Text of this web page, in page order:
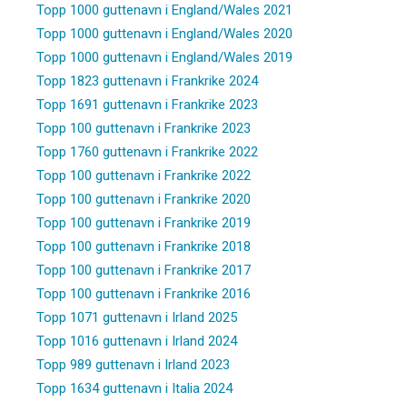
Topp 1000 guttenavn i England/Wales 2021
Topp 1000 guttenavn i England/Wales 2020
Topp 1000 guttenavn i England/Wales 2019
Topp 1823 guttenavn i Frankrike 2024
Topp 1691 guttenavn i Frankrike 2023
Topp 100 guttenavn i Frankrike 2023
Topp 1760 guttenavn i Frankrike 2022
Topp 100 guttenavn i Frankrike 2022
Topp 100 guttenavn i Frankrike 2020
Topp 100 guttenavn i Frankrike 2019
Topp 100 guttenavn i Frankrike 2018
Topp 100 guttenavn i Frankrike 2017
Topp 100 guttenavn i Frankrike 2016
Topp 1071 guttenavn i Irland 2025
Topp 1016 guttenavn i Irland 2024
Topp 989 guttenavn i Irland 2023
Topp 1634 guttenavn i Italia 2024